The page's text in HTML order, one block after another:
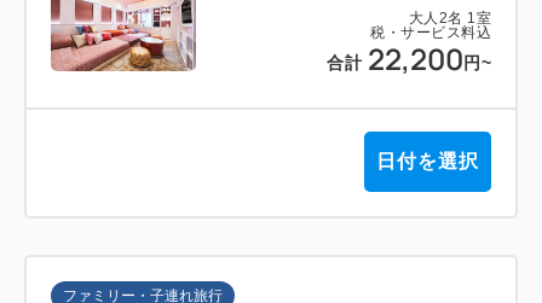
大阪府条例により、1名様1泊あたり最大500円の宿泊
大人 2名 1室
税・サービス料込
合計 22,200 円~
日付を選択
ファミリー・子連れ旅行